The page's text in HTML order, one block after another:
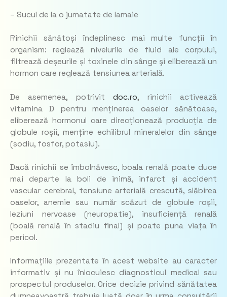
– Sucul de la o jumatate de lamaie
Rinichii sănătoși îndeplinesc mai multe funcții în
organism: reglează nivelurile de fluid ale corpului,
filtrează deșeurile și toxinele din sânge şi eliberează un
hormon care reglează tensiunea arterială.
De asemenea, potrivitdoc.ro, rinichii activează
vitamina D pentru menținerea oaselor sănătoase,
eliberează hormonul care direcționează producția de
globule roșii, menține echilibrul mineralelor din sânge
(sodiu, fosfor, potasiu).
Dacă rinichii se îmbolnăvesc, boala renală poate duce
mai departe la boli de inimă, infarct și accident
vascular cerebral, tensiune arterială crescută, slăbirea
oaselor, anemie sau număr scăzut de globule roșii,
leziuni nervoase (neuropatie), insuficiență renală
(boală renală în stadiu final) și poate puna viața în
pericol.
Informațiile prezentate în acest website au caracter
informativ și nu înlocuiesc diagnosticul medical sau
prospectul produselor. Orice decizie privind sănătatea